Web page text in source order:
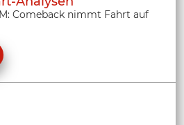
Comeback nimmt Fahrt auf